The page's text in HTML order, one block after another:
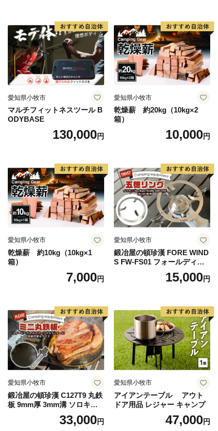
愛知県小牧市
マルチフィットネスツール B
ODYBASE
130,000円
愛知県小牧市
乾燥薪 約20kg（10kg×2
箱）
10,000円
愛知県小牧市
乾燥薪 約10kg（10kg×1
箱）
7,000円
愛知県小牧市
鍛冶屋の頓珍漢 FORE WIND
S FW-FS01 フォールディン
グ キャンプストーブ専用 五
15,000円
愛知県小牧市
鍛冶屋の頓珍漢 C127T9 丸鉄
板 9mm厚 3mm溝 ソロキャ
ンプ用 専用ハンドル付き ス
ノーピーク アルミパーソナ
33,000円
愛知県小牧市
アイアンテーブル アウト
ドア用品 レジャー キャンプ
47,000円